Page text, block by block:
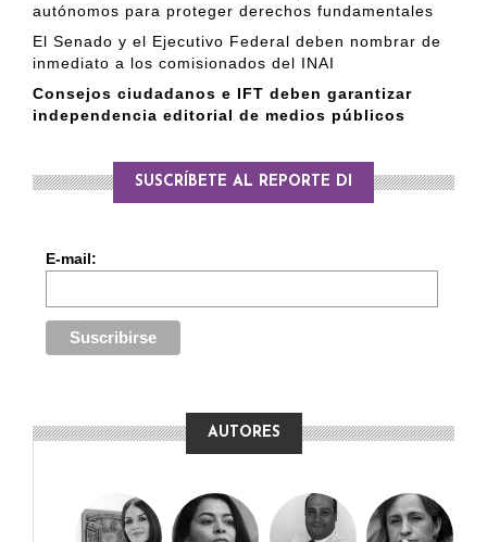
autónomos para proteger derechos fundamentales
El Senado y el Ejecutivo Federal deben nombrar de
inmediato a los comisionados del INAI
Consejos ciudadanos e IFT deben garantizar
independencia editorial de medios públicos
SUSCRÍBETE AL REPORTE DI
E-mail:
AUTORES